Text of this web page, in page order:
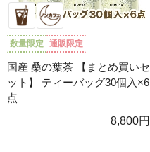
数量限定 通販限定
国産 桑の葉茶 【まとめ買いセ
ット】 ティーバッグ30個入×6
点
8,800円